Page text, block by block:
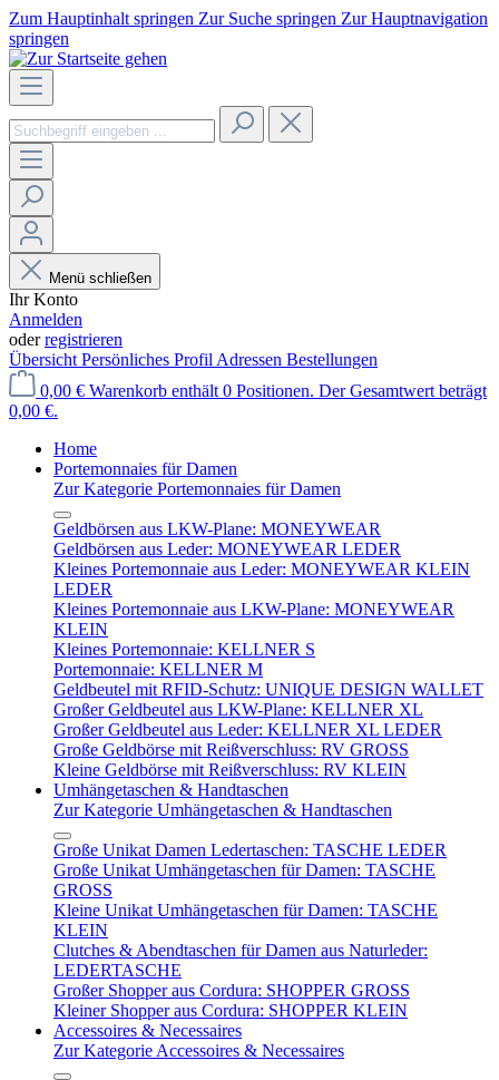
Zum Hauptinhalt springen Zur Suche springen Zur Hauptnavigation
springen
Menü schließen
Ihr Konto
Anmelden
oderregistrieren
Übersicht Persönliches Profil Adressen Bestellungen
0,00 € Warenkorb enthält 0 Positionen. Der Gesamtwert beträgt
0,00 €.
Home
Portemonnaies für Damen
Zur Kategorie Portemonnaies für Damen
Geldbörsen aus LKW-Plane: MONEYWEAR
Geldbörsen aus Leder: MONEYWEAR LEDER
Kleines Portemonnaie aus Leder: MONEYWEAR KLEIN
LEDER
Kleines Portemonnaie aus LKW-Plane: MONEYWEAR
KLEIN
Kleines Portemonnaie: KELLNER S
Portemonnaie: KELLNER M
Geldbeutel mit RFID-Schutz: UNIQUE DESIGN WALLET
Großer Geldbeutel aus LKW-Plane: KELLNER XL
Großer Geldbeutel aus Leder: KELLNER XL LEDER
Große Geldbörse mit Reißverschluss: RV GROSS
Kleine Geldbörse mit Reißverschluss: RV KLEIN
Umhängetaschen & Handtaschen
Zur Kategorie Umhängetaschen & Handtaschen
Große Unikat Damen Ledertaschen: TASCHE LEDER
Große Unikat Umhängetaschen für Damen: TASCHE
GROSS
Kleine Unikat Umhängetaschen für Damen: TASCHE
KLEIN
Clutches & Abendtaschen für Damen aus Naturleder:
LEDERTASCHE
Großer Shopper aus Cordura: SHOPPER GROSS
Kleiner Shopper aus Cordura: SHOPPER KLEIN
Accessoires & Necessaires
Zur Kategorie Accessoires & Necessaires